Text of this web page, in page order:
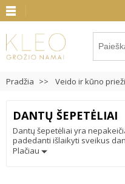
Pradžia Veido ir kūno
DANTŲ ŠEPETĖLIAI
Dantų šepetėliai yra
padedanti išlaikyti sveikus
leidžia pasirinkti tinkamą
Plačiau